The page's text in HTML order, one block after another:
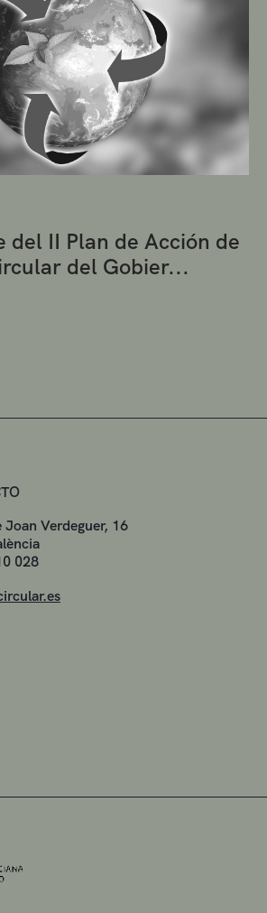
del II Plan de Acción de
del Gobier...
Joan Verdeguer, 16
028